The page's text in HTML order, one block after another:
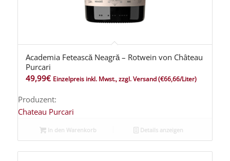
Academia Fetească Neagră – Rotwein von Château
Purcari
49,99€ Einzelpreis inkl. Mwst., zzgl. Versand(€66,66/Liter)
Produzent:
Chateau Purcari
In den Warenkorb Details anzeigen